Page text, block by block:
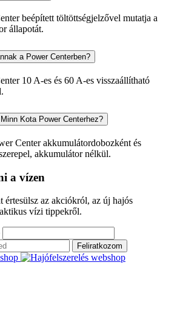
beépített töltöttségjelzővel mutatja a
állapotát.
a Power Centerben?
10 A-es és 60 A-es visszaállítható
Kota Power Centerhez?
Center akkumulátordobozként és
akkumulátor nélkül.
a vízen
értesülsz az akciókról, az új hajós
vízi tippekről.
Feliratkozom